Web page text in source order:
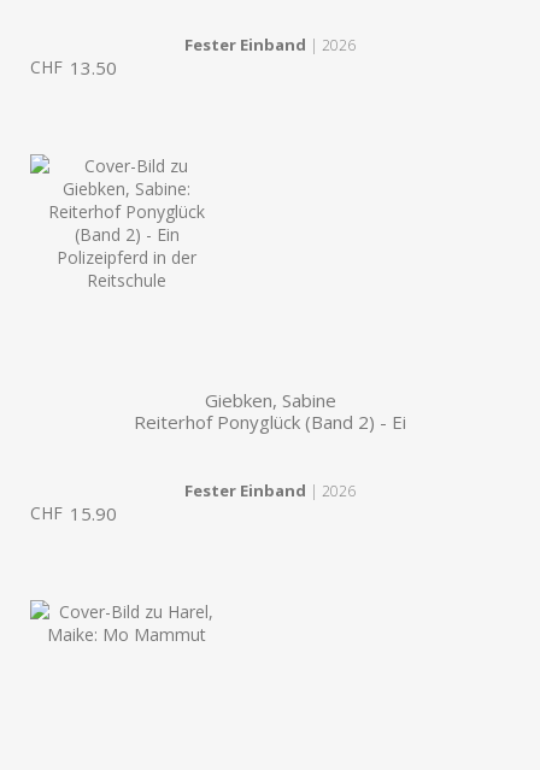
Fester Einband | 2026
CHF 13.50
Giebken, Sabine
Reiterhof Ponyglück (Band 2) - Ei
Fester Einband | 2026
CHF 15.90